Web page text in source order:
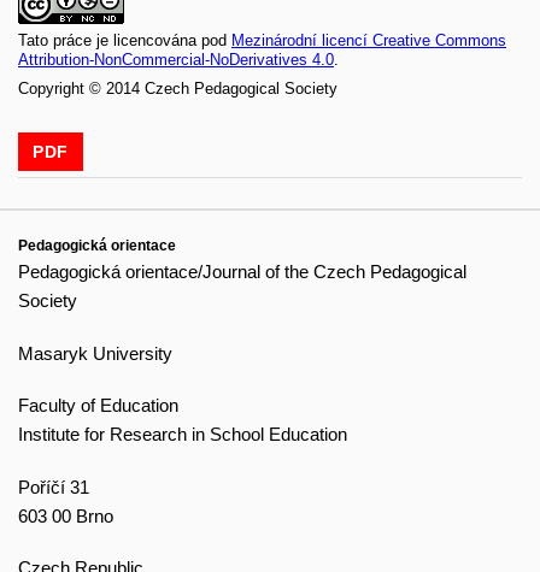
Tato práce je licencována pod Mezinárodní licencí Creative Commons
Attribution-NonCommercial-NoDerivatives 4.0.
Copyright © 2014 Czech Pedagogical Society
PDF
Pedagogická orientace
Pedagogická orientace/Journal of the Czech Pedagogical
Society
Masaryk University
Faculty of Education
Institute for Research in School Education
Poříčí 31
603 00 Brno